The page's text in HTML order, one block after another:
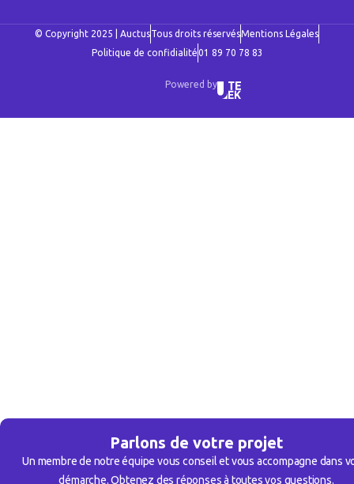
Parlons de votre projet
Un membre de notre équipe vous conseil et vous accompagne dans
démarche. Obtenez des réponses à toutes vos questions.
© Copyright 2025 | AuctusTous droits réservésMentions Légales
Politique de confidialité01 89 70 78 83
Powered by